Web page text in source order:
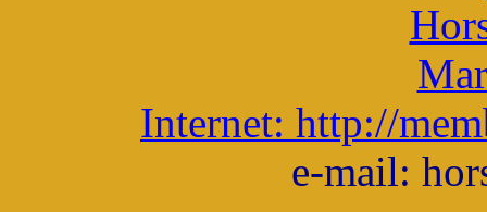
Internet: http://
e-mail: